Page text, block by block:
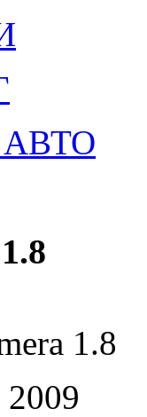
2009